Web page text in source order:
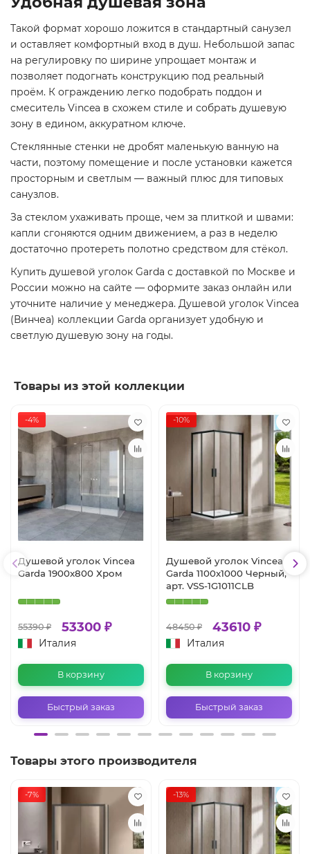
Такой формат хорошо ложится в стандартный санузел
и оставляет комфортный вход в душ. Небольшой запас
на регулировку по ширине упрощает монтаж и
позволяет подогнать конструкцию под реальный
проём. К ограждению легко подобрать поддон и
смеситель Vincea в схожем стиле и собрать душевую
зону в едином, аккуратном ключе.
Стеклянные стенки не дробят маленькую ванную на
части, поэтому помещение и после установки кажется
просторным и светлым — важный плюс для типовых
санузлов.
За стеклом ухаживать проще, чем за плиткой и швами:
капли сгоняются одним движением, а раз в неделю
достаточно протереть полотно средством для стёкол.
Купить душевой уголок Garda с доставкой по Москве и
России можно на сайте — оформите заказ онлайн или
уточните наличие у менеджера. Душевой уголок Vincea
(Винчеа) коллекции Garda организует удобную и
светлую душевую зону на годы.
Товары из этой коллекции
-4%
Душевой уголок Vincea
Garda 1900x800 Хром
55390 ₽ 53300 ₽
Италия
В корзину
Быстрый заказ
-10%
Душевой уголок Vincea
Garda 1100x1000 Черный,
арт. VSS-1G1011CLB
48450 ₽ 43610 ₽
Италия
В корзину
Быстрый заказ
Товары этого производителя
-7% -13%